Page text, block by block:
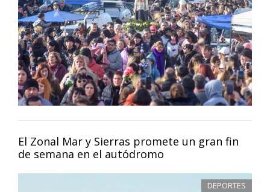
El Zonal Mar y Sierras promete un gran fin
de semana en el autódromo
DEPORTES